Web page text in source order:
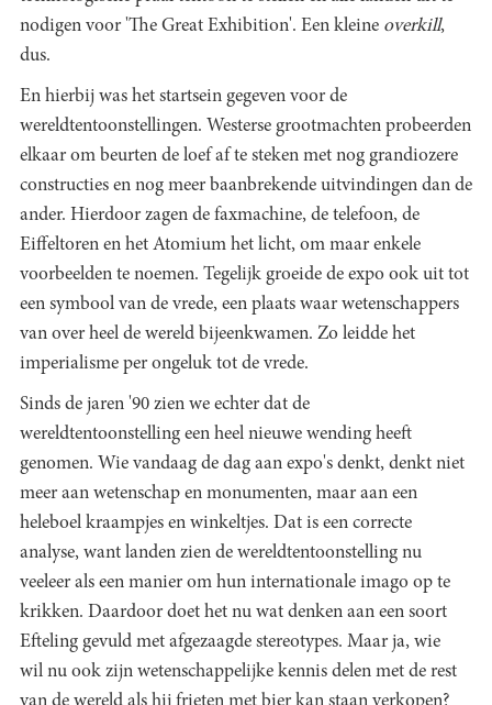
nodigen voor 'The Great Exhibition'. Een kleine overkill,
dus.
En hierbij was het startsein gegeven voor de
wereldtentoonstellingen. Westerse grootmachten probeerden
elkaar om beurten de loef af te steken met nog grandiozere
constructies en nog meer baanbrekende uitvindingen dan de
ander. Hierdoor zagen de faxmachine, de telefoon, de
Eiffeltoren en het Atomium het licht, om maar enkele
voorbeelden te noemen. Tegelijk groeide de expo ook uit tot
een symbool van de vrede, een plaats waar wetenschappers
van over heel de wereld bijeenkwamen. Zo leidde het
imperialisme per ongeluk tot de vrede.
Sinds de jaren '90 zien we echter dat de
wereldtentoonstelling een heel nieuwe wending heeft
genomen. Wie vandaag de dag aan expo's denkt, denkt niet
meer aan wetenschap en monumenten, maar aan een
heleboel kraampjes en winkeltjes. Dat is een correcte
analyse, want landen zien de wereldtentoonstelling nu
veeleer als een manier om hun internationale imago op te
krikken. Daardoor doet het nu wat denken aan een soort
Efteling gevuld met afgezaagde stereotypes. Maar ja, wie
wil nu ook zijn wetenschappelijke kennis delen met de rest